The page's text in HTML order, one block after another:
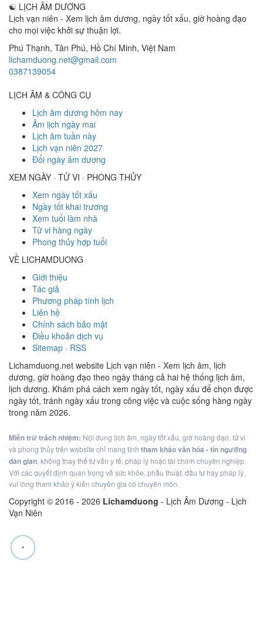
☯ LỊCH ÂM DƯƠNG
Lịch vạn niên - Xem lịch âm dương, ngày tốt xấu, giờ hoàng đạo
cho mọi việc khởi sự thuận lợi.
Phú Thạnh, Tân Phú, Hồ Chí Minh, Việt Nam
lichamduong.net@gmail.com
0387139054
LỊCH ÂM & CÔNG CỤ
Lịch âm dương hôm nay
Âm lịch ngày mai
Lịch âm tuần này
Lịch vạn niên 2027
Đổi ngày âm dương
XEM NGÀY · TỬ VI · PHONG THỦY
Xem ngày tốt xấu
Ngày tốt khai trương
Xem tuổi làm nhà
Tử vi hàng ngày
Phong thủy hợp tuổi
VỀ LICHAMDUONG
Giới thiệu
Tác giả
Phương pháp tính lịch
Liên hệ
Chính sách bảo mật
Điều khoản dịch vụ
Sitemap · RSS
Lichamduong.net website Lịch vạn niên - Xem lịch âm, lịch
dương, giờ hoàng đạo theo ngày tháng cả hai hệ thống lịch âm,
lịch dương. Khám phá cách xem ngày tốt, ngày xấu để chọn được
ngày tốt, tránh ngày xấu trong công việc và cuộc sống hàng ngày
trong năm 2026.
Miễn trừ trách nhiệm: Nội dung lịch âm, ngày tốt xấu, giờ hoàng đạo, tử vi
và phong thủy trên website chỉ mang tính tham khảo văn hóa - tín ngưỡng
dân gian, không thay thế tư vấn y tế, pháp lý hoặc tài chính chuyên nghiệp.
Với các quyết định quan trọng về sức khỏe, phẫu thuật, đầu tư hay pháp lý,
vui lòng tham khảo ý kiến chuyên gia có chuyên môn.
Copyright © 2016 - 2026 Lichamduong - Lịch Âm Dương - Lịch
Vạn Niên